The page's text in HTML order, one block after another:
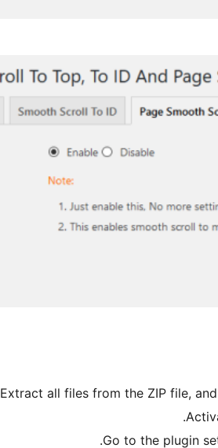
Extract all files from the ZIP file,
Go to the plugin